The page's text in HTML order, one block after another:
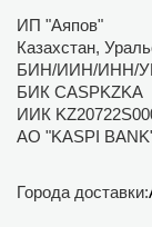
ИП "Аяпов"
Казахстан,
БИН/ИИН/ИНН/
БИК CASPKZKA
ИИК
АО "KASPI
Города доставки: